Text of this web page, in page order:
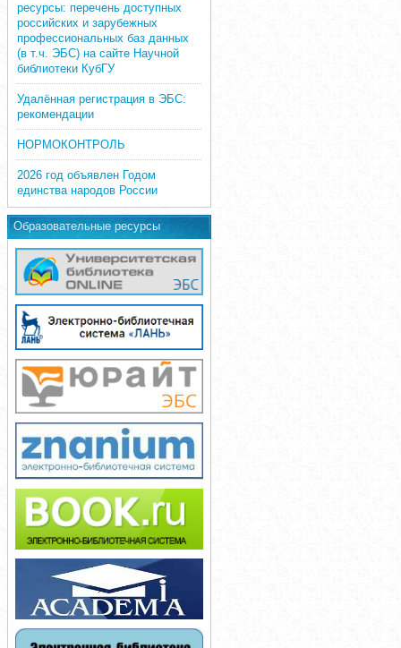
ресурсы: перечень доступных
российских и зарубежных
профессиональных баз данных
(в т.ч. ЭБС) на сайте Научной
библиотеки КубГУ
Удалённая регистрация в ЭБС:
рекомендации
НОРМОКОНТРОЛЬ
2026 год объявлен Годом
единства народов России
Образовательные ресурсы